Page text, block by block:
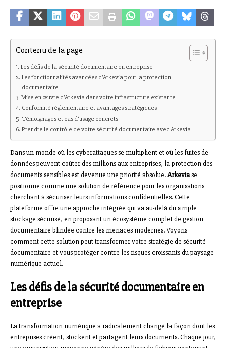
Contenu de la page
Les défis de la sécurité documentaire en entreprise
Les fonctionnalités avancées d’Arkevia pour la protection
documentaire
Mise en œuvre d’Arkevia dans votre infrastructure existante
Conformité réglementaire et avantages stratégiques
Témoignages et cas d’usage concrets
Prendre le contrôle de votre sécurité documentaire avec Arkevia
Dans un monde où les cyberattaques se multiplient et où les fuites de
données peuvent coûter des millions aux entreprises, la protection des
documents sensibles est devenue une priorité absolue.Arkeviase
positionne comme une solution de référence pour les organisations
cherchant à sécuriser leurs informations confidentielles. Cette
plateforme offre une approche intégrée qui va au-delà du simple
stockage sécurisé, en proposant un écosystème complet de gestion
documentaire blindée contre les menaces modernes. Voyons
comment cette solution peut transformer votre stratégie de sécurité
documentaire et vous protéger contre les risques croissants du paysage
numérique actuel.
Les défis de la sécurité documentaire en
entreprise
La transformation numérique a radicalement changé la façon dont les
entreprises créent, stockent et partagent leurs documents. Chaque jour,